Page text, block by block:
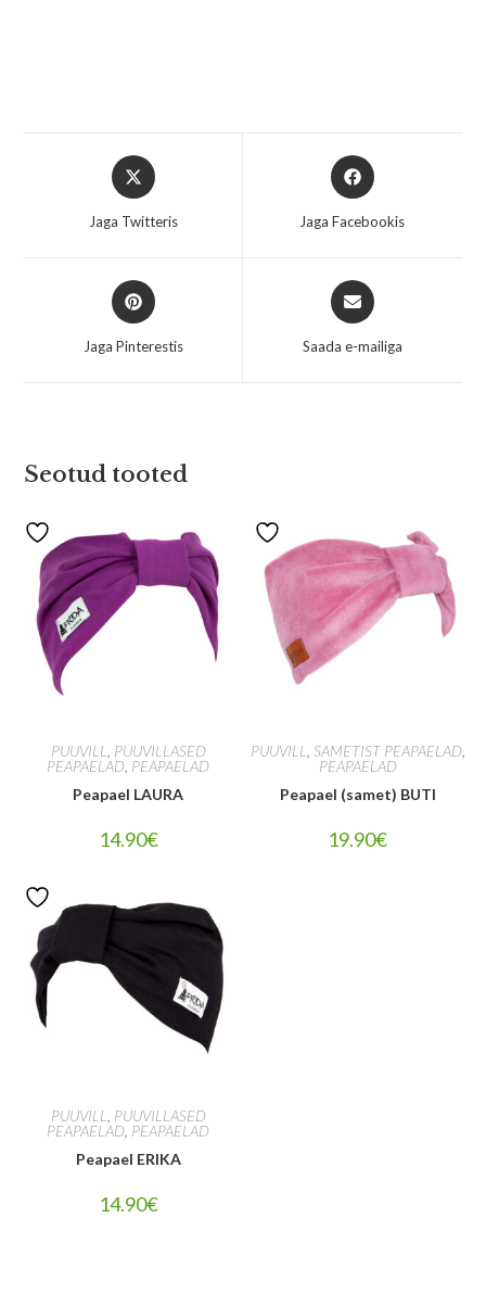
Jaga Twitteris Jaga Facebookis
Jaga Pinterestis Saada e-mailiga
Seotud tooted
PUUVILL
PUUVILLASED
PEAPAELAD PEAPAELAD
Peapael LAURA
14.90€
PUUVILL SAMETIST PEAPAELAD,
PEAPAELAD
Peapael (samet) BUTI
19.90€
PUUVILL
PUUVILLASED
PEAPAELAD PEAPAELAD
Peapael ERIKA
14.90€